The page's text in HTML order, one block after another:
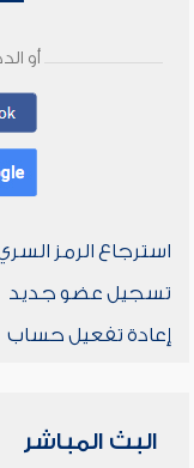
أو
استرجاع الرمز
تسجيل عضو جديد
إعادة تفعيل حساب
البث المباشر